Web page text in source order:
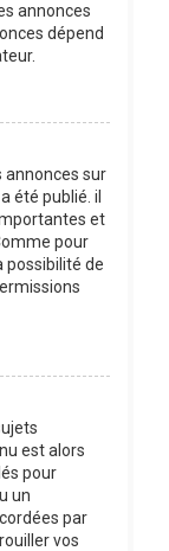
annonces
dépend
annonces sur
été publié. il
et
pour
possibilité de
est alors
pour
un
par
vos